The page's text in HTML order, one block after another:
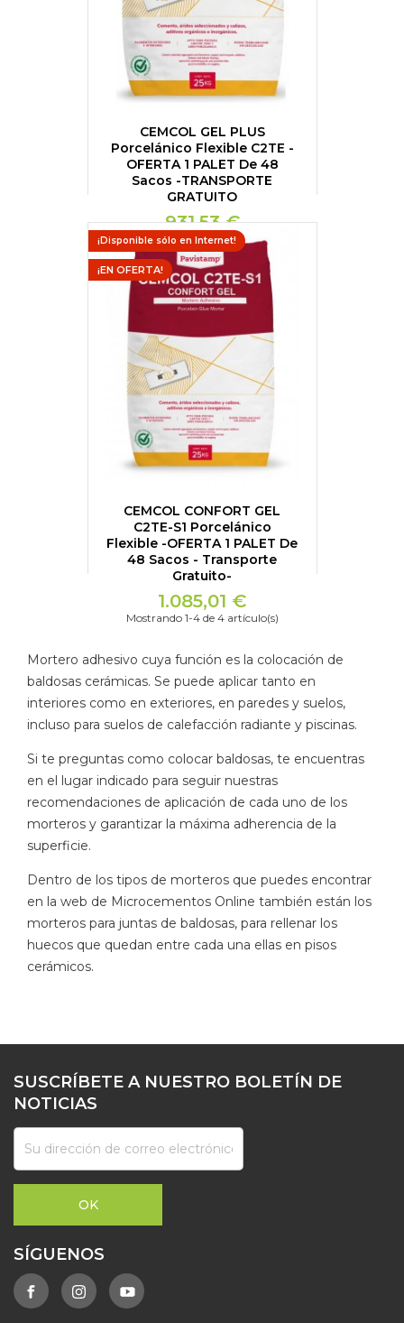
CEMCOL GEL PLUS
Porcelánico Flexible C2TE -
OFERTA 1 PALET De 48
Sacos -TRANSPORTE
GRATUITO
931,53 €
CEMCOL CONFORT GEL
C2TE-S1 Porcelánico
Flexible -OFERTA 1 PALET De
48 Sacos - Transporte
Gratuito-
1.085,01 €
¡Disponible sólo en Internet!
¡EN OFERTA!
Mostrando 1-4 de 4 artículo(s)
Mortero adhesivo cuya función es la colocación de
baldosas cerámicas. Se puede aplicar tanto en
interiores como en exteriores, en paredes y suelos,
incluso para suelos de calefacción radiante y piscinas.
Si te preguntas como colocar baldosas, te encuentras
en el lugar indicado para seguir nuestras
recomendaciones de aplicación de cada uno de los
morteros y garantizar la máxima adherencia de la
superficie.
Dentro de los tipos de morteros que puedes encontrar
en la web de Microcementos Online también están los
morteros para juntas de baldosas, para rellenar los
huecos que quedan entre cada una ellas en pisos
cerámicos.
SUSCRÍBETE A NUESTRO BOLETÍN DE
NOTICIAS
SÍGUENOS